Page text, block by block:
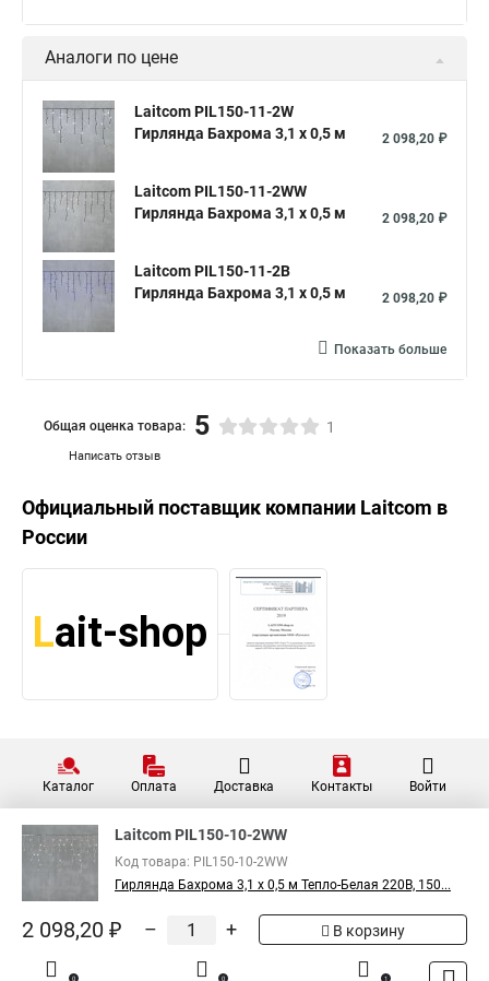
Аналоги по цене
Laitcom PIL150-11-2W
Гирлянда Бахрома 3,1 x 0,5 м
2 098,20 ₽
Laitcom PIL150-11-2WW
Гирлянда Бахрома 3,1 x 0,5 м
2 098,20 ₽
Laitcom PIL150-11-2B
Гирлянда Бахрома 3,1 x 0,5 м
2 098,20 ₽
Показать больше
Написать отзыв
Общая оценка товара: 5 1
Официальный поставщик компании Laitcom в
России
Каталог Оплата Доставка Контакты Войти
Laitcom PIL150-10-2WW
Код товара: PIL150-10-2WW
Гирлянда Бахрома 3,1 x 0,5 м Тепло-Белая 220В, 150...
2 098,20 ₽ – + В корзину
0 0 1